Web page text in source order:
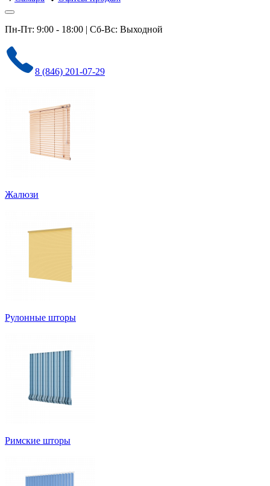
Пн-Пт: 9:00 - 18:00 | Сб-Вс: Выходной
8 (846) 201-07-29
Жалюзи
Рулонные шторы
Римские шторы